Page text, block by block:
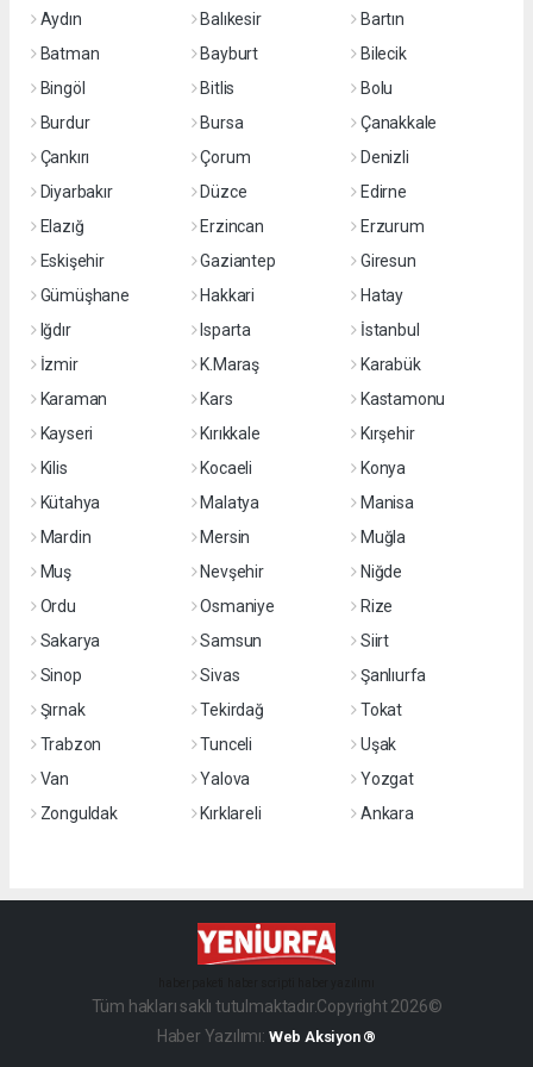
Aydın
Balıkesir
Bartın
Batman
Bayburt
Bilecik
Bingöl
Bitlis
Bolu
Burdur
Bursa
Çanakkale
Çankırı
Çorum
Denizli
Diyarbakır
Düzce
Edirne
Elazığ
Erzincan
Erzurum
Eskişehir
Gaziantep
Giresun
Gümüşhane
Hakkari
Hatay
Iğdır
Isparta
İstanbul
İzmir
K.Maraş
Karabük
Karaman
Kars
Kastamonu
Kayseri
Kırıkkale
Kırşehir
Kilis
Kocaeli
Konya
Kütahya
Malatya
Manisa
Mardin
Mersin
Muğla
Muş
Nevşehir
Niğde
Ordu
Osmaniye
Rize
Sakarya
Samsun
Siirt
Sinop
Sivas
Şanlıurfa
Şırnak
Tekirdağ
Tokat
Trabzon
Tunceli
Uşak
Van
Yalova
Yozgat
Zonguldak
Kırklareli Ankara
Tüm hakları saklı tutulmaktadır.Copyright 2026©
Haber Yazılımı: Web Aksiyon ®